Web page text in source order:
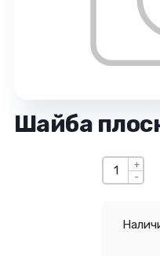
Шайба
-
+